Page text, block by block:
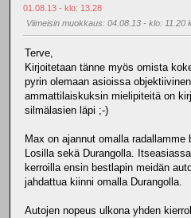
01.08.13 - klo: 13.28
Viimeisin muokkaus: 04.08.13 - klo: 11.20
Terve,
Kirjoitetaan tänne myös omista
pyrin olemaan asioissa
ammattilaiskuksin mielipiteitä on
silmälasien läpi ;-)
Max on ajannut omalla
Losilla sekä Durangolla.
kerroilla ensin bestlapin meidän
jahdattua kiinni omalla Durangolla.
Autojen nopeus ulkona yhden